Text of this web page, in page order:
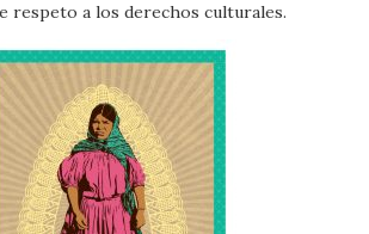
respeto a los derechos culturales.